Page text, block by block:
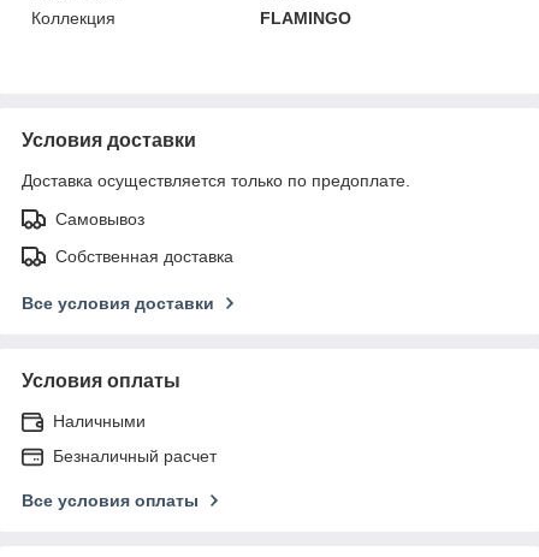
Коллекция
FLAMINGO
Условия доставки
Доставка осуществляется только по предоплате.
Самовывоз
Собственная доставка
Все условия доставки
Условия оплаты
Наличными
Безналичный расчет
Все условия оплаты